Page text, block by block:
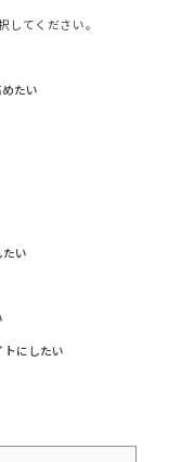
てください。
たい
い
トにしたい